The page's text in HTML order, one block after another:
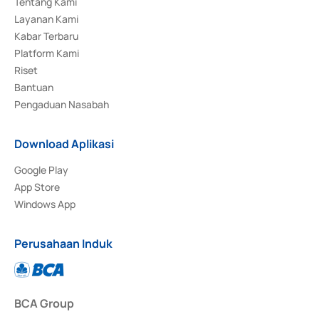
Layanan Kami
Kabar Terbaru
Platform Kami
Riset
Bantuan
Pengaduan Nasabah
Download Aplikasi
Google Play
App Store
Windows App
Perusahaan Induk
BCA Group